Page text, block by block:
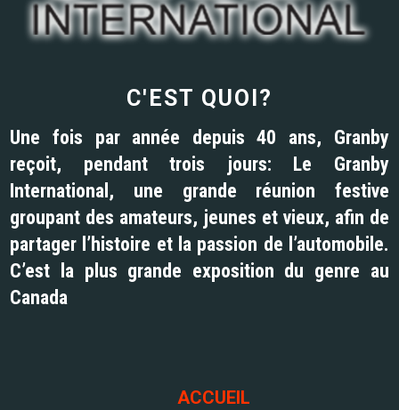
C'EST QUOI?
Une fois par année depuis 40 ans, Granby
reçoit, pendant trois jours: Le Granby
International, une grande réunion festive
groupant des amateurs, jeunes et vieux, afin de
partager l’histoire et la passion de l’automobile.
C’est la plus grande exposition du genre au
Canada
ACCUEIL